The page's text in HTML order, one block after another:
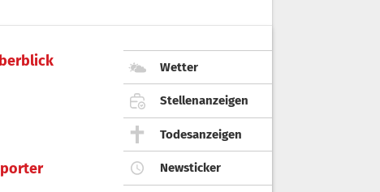
Wetter
Stellenanzeigen
Todesanzeigen
Newsticker